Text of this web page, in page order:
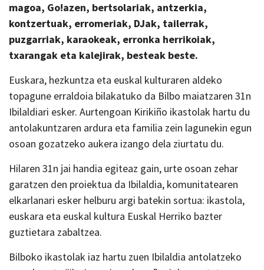
magoa, Go!azen, bertsolariak, antzerkia,
kontzertuak, erromeriak, DJak, tailerrak,
puzgarriak, karaokeak, erronka herrikoiak,
txarangak eta kalejirak, besteak beste.
Euskara, hezkuntza eta euskal kulturaren aldeko
topagune erraldoia bilakatuko da Bilbo maiatzaren 31n
Ibilaldiari esker. Aurtengoan Kirikiño ikastolak hartu du
antolakuntzaren ardura eta familia zein lagunekin egun
osoan gozatzeko aukera izango dela ziurtatu du.
Hilaren 31n jai handia egiteaz gain, urte osoan zehar
garatzen den proiektua da Ibilaldia, komunitatearen
elkarlanari esker helburu argi batekin sortua: ikastola,
euskara eta euskal kultura Euskal Herriko bazter
guztietara zabaltzea.
Bilboko ikastolak iaz hartu zuen Ibilaldia antolatzeko